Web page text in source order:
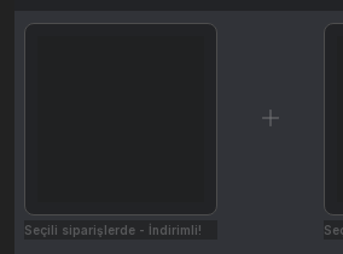
Seçili siparişlerde - İndirimli!